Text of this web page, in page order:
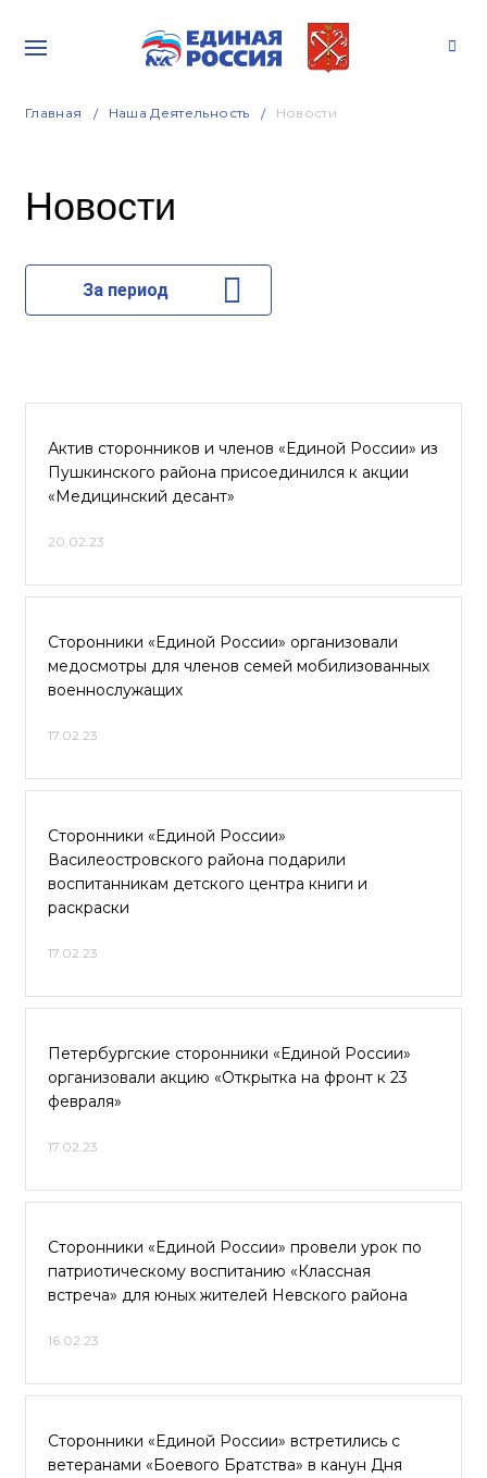
Главная Наша Деятельность Новости
Новости
За период
Актив сторонников и членов «Единой России» из
Пушкинского района присоединился к акции
«Медицинский десант»
20.02.23
Сторонники «Единой России» организовали
медосмотры для членов семей мобилизованных
военнослужащих
17.02.23
Сторонники «Единой России»
Василеостровского района подарили
воспитанникам детского центра книги и
раскраски
17.02.23
Петербургские сторонники «Единой России»
организовали акцию «Открытка на фронт к 23
февраля»
17.02.23
Сторонники «Единой России» провели урок по
патриотическому воспитанию «Классная
встреча» для юных жителей Невского района
16.02.23
Сторонники «Единой России» встретились с
ветеранами «Боевого Братства» в канун Дня